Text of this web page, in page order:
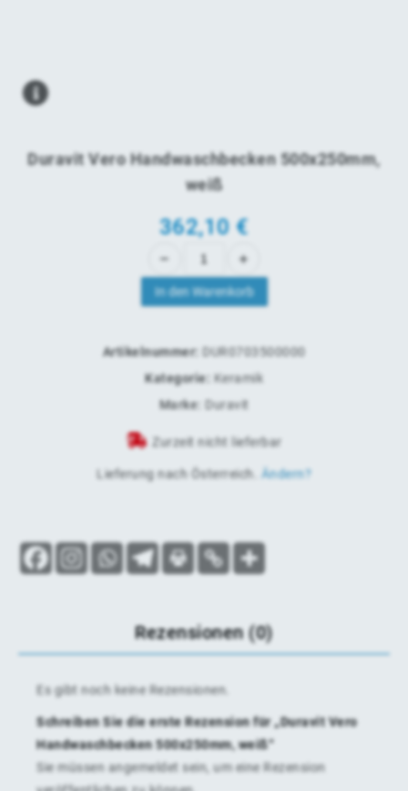
Duravit Vero Handwaschbecken 500x250mm,
weiß
362,10€
In den Warenkorb
Artikelnummer:
DUR0703500000
Kategorie: Keramik
Marke:
Duravit
Zurzeit nicht lieferbar
Lieferung nach Österreich Ändern?
Rezensionen (0)
Es gibt noch keine Rezensionen.
Schreiben Sie die erste Rezension für „Duravit Vero
Handwaschbecken 500x250mm, weiß“
Sie müssen angemeldet sein, um eine Rezension